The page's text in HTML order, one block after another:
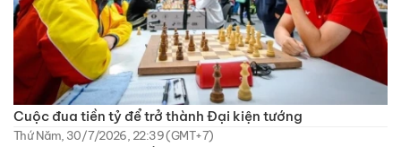
Cuộc đua tiền tỷ để trở thành Đại kiện tướng
Thứ Năm, 30/7/2026, 22:39 (GMT+7)